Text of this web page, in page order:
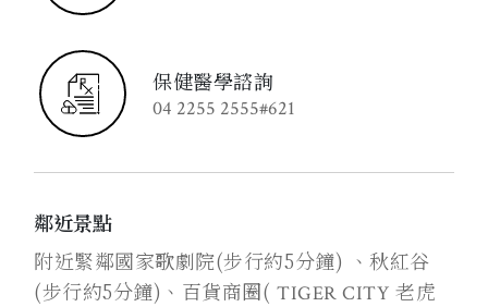
保健醫學諮詢
04 2255 2555#621
鄰近景點
附近緊鄰國家歌劇院(步行約5分鐘) 、秋紅谷
(步行約5分鐘)、百貨商圈(TIGER CITY 老虎